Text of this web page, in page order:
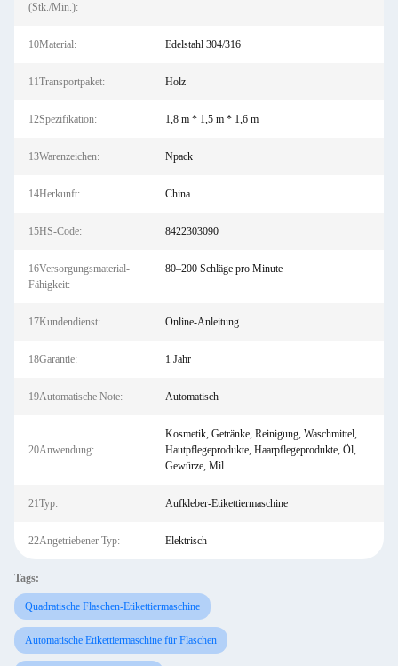
(Stk./Min.):
10Material: Edelstahl 304/316
11Transportpaket: Holz
12Spezifikation: 1,8 m * 1,5 m * 1,6 m
13Warenzeichen: Npack
14Herkunft: China
15HS-Code: 8422303090
16Versorgungsmaterial-
Fähigkeit:
80–200 Schläge pro Minute
17Kundendienst: Online-Anleitung
18Garantie: 1 Jahr
19Automatische Note: Automatisch
20Anwendung:
Kosmetik, Getränke, Reinigung, Waschmittel,
Hautpflegeprodukte, Haarpflegeprodukte, Öl,
Gewürze, Mil
21Typ: Aufkleber-Etikettiermaschine
22Angetriebener Typ: Elektrisch
Tags:
Quadratische Flaschen-Etikettiermaschine
Automatische Etikettiermaschine für Flaschen